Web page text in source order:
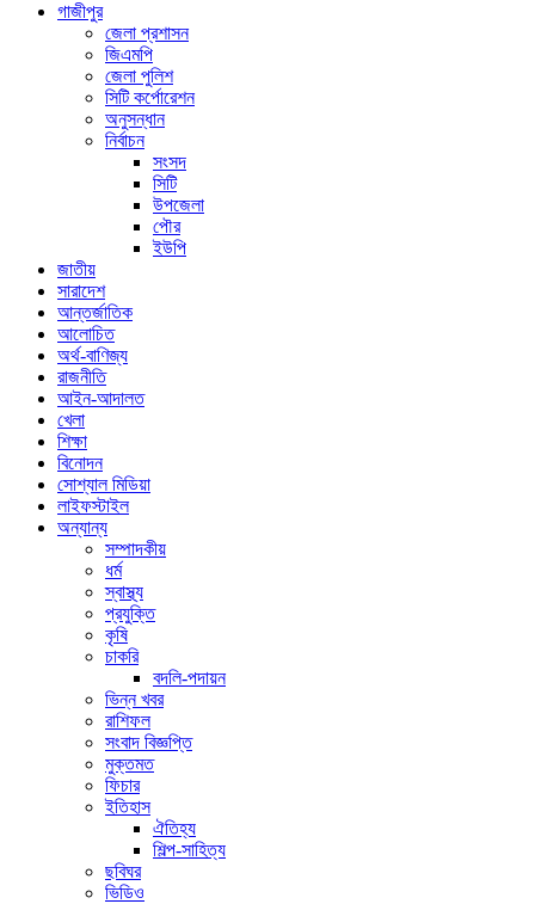
গাজীপুর
জেলা প্রশাসন
জিএমপি
জেলা পুলিশ
সিটি কর্পোরেশন
অনুসন্ধান
নির্বাচন
সংসদ
সিটি
উপজেলা
পৌর
ইউপি
জাতীয়
সারাদেশ
আন্তর্জাতিক
আলোচিত
অর্থ-বাণিজ্য
রাজনীতি
আইন-আদালত
খেলা
শিক্ষা
বিনোদন
সোশ্যাল মিডিয়া
লাইফস্টাইল
অন্যান্য
সম্পাদকীয়
ধর্ম
স্বাস্থ্য
প্রযুক্তি
কৃষি
চাকরি
বদলি-পদায়ন
ভিন্ন খবর
রাশিফল
সংবাদ বিজ্ঞপ্তি
মুক্তমত
ফিচার
ইতিহাস
ঐতিহ্য
শিল্প-সাহিত্য
ছবিঘর
ভিডিও